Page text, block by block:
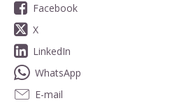
Facebook
X
LinkedIn
WhatsApp
E-mail